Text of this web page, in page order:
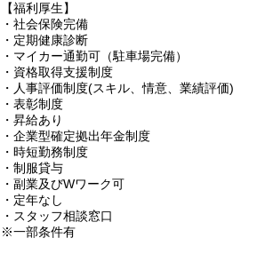
【福利厚生】
・社会保険完備
・定期健康診断
・マイカー通勤可（駐車場完備）
・資格取得支援制度
・人事評価制度(スキル、情意、業績評価)
・表彰制度
・昇給あり
・企業型確定拠出年金制度
・時短勤務制度
・制服貸与
・副業及びWワーク可
・定年なし
・スタッフ相談窓口
※一部条件有